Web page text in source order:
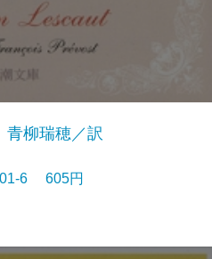
青柳瑞穂／訳
6 605円